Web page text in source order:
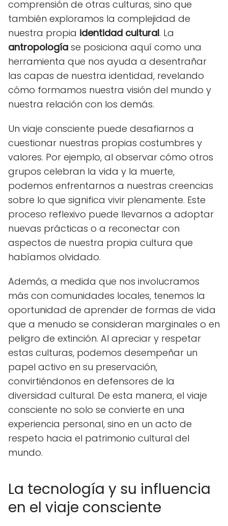
comprensión de otras culturas, sino que
también exploramos la complejidad de
nuestra propia identidad cultural. La
antropología se posiciona aquí como una
herramienta que nos ayuda a desentrañar
las capas de nuestra identidad, revelando
cómo formamos nuestra visión del mundo y
nuestra relación con los demás.
Un viaje consciente puede desafiarnos a
cuestionar nuestras propias costumbres y
valores. Por ejemplo, al observar cómo otros
grupos celebran la vida y la muerte,
podemos enfrentarnos a nuestras creencias
sobre lo que significa vivir plenamente. Este
proceso reflexivo puede llevarnos a adoptar
nuevas prácticas o a reconectar con
aspectos de nuestra propia cultura que
habíamos olvidado.
Además, a medida que nos involucramos
más con comunidades locales, tenemos la
oportunidad de aprender de formas de vida
que a menudo se consideran marginales o en
peligro de extinción. Al apreciar y respetar
estas culturas, podemos desempeñar un
papel activo en su preservación,
convirtiéndonos en defensores de la
diversidad cultural. De esta manera, el viaje
consciente no solo se convierte en una
experiencia personal, sino en un acto de
respeto hacia el patrimonio cultural del
mundo.
La tecnología y su influencia
en el viaje consciente